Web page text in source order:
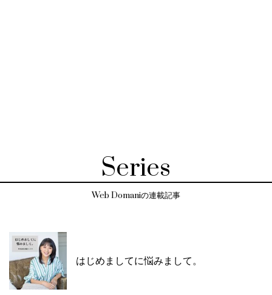
Series
Web Domaniの連載記事
はじめましてに悩みまして。